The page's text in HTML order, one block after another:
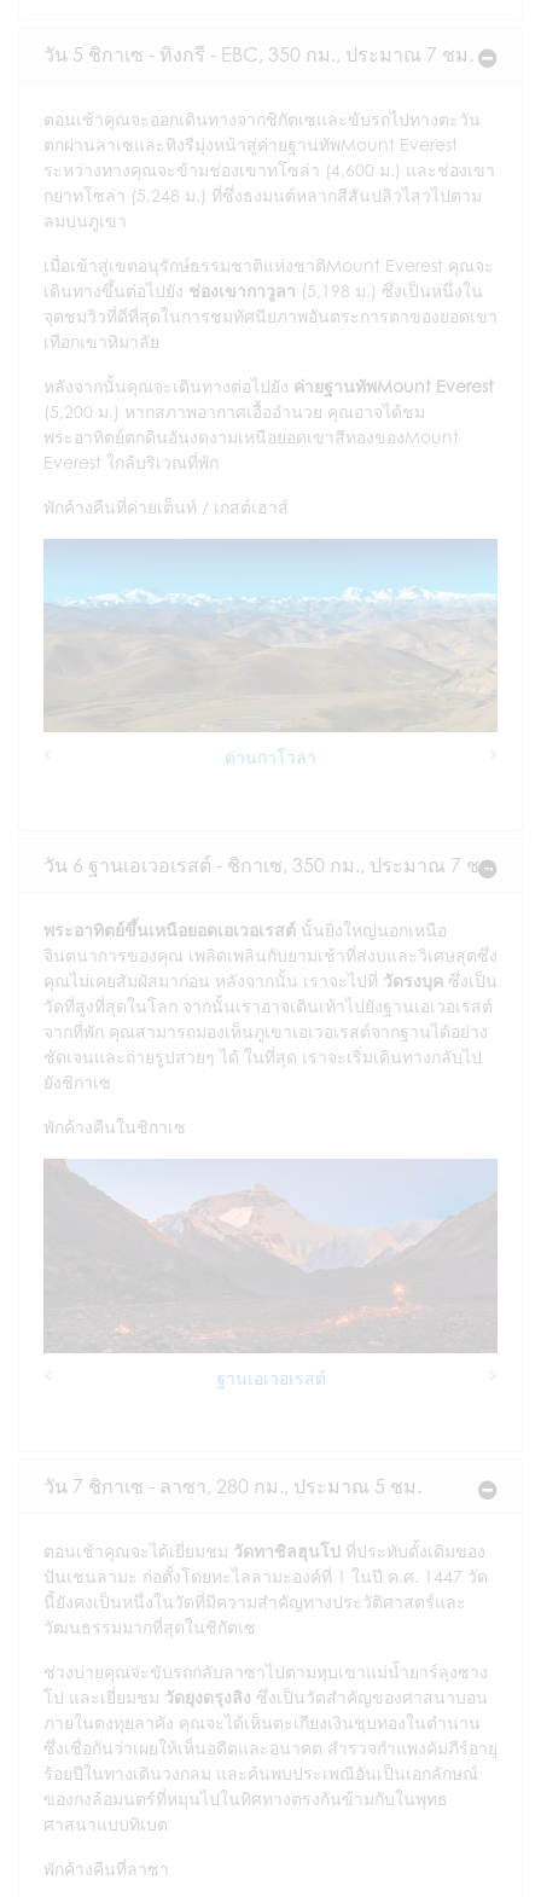
วัน 5 ชิกาเซ - ทิงกรี - EBC, 350 กม., ประมาณ 7 ชม.
ตอนเช้าคุณจะออกเดินทางจากชิกัตเซและขับรถไปทางตะวัน
ตกผ่านลาเซและทิงรีมุ่งหน้าสู่ค่ายฐานทัพMount Everest
ระหว่างทางคุณจะข้ามช่องเขาทโซล่า (4,600 ม.) และช่องเขา
กยาทโซล่า (5,248 ม.) ที่ซึ่งธงมนต์หลากสีสันปลิวไสวไปตาม
ลมบนภูเขา
เมื่อเข้าสู่เขตอนุรักษ์ธรรมชาติแห่งชาติMount Everest คุณจะ
เดินทางขึ้นต่อไปยัง ช่องเขากาวูลา (5,198 ม.) ซึ่งเป็นหนึ่งใน
จุดชมวิวที่ดีที่สุดในการชมทัศนียภาพอันตระการตาของยอดเขา
เทือกเขาหิมาลัย
หลังจากนั้นคุณจะเดินทางต่อไปยัง ค่ายฐานทัพMount Everest
(5,200 ม.) หากสภาพอากาศเอื้ออำนวย คุณอาจได้ชม
พระอาทิตย์ตกดินอันงดงามเหนือยอดเขาสีทองของMount
Everest ใกล้บริเวณที่พัก
พักค้างคืนที่ค่ายเต็นท์ / เกสต์เฮาส์
ด่านกาโวลา
วัน 6 ฐานเอเวอเรสต์ - ชิกาเซ, 350 กม., ประมาณ 7 ชม.
พระอาทิตย์ขึ้นเหนือยอดเอเวอเรสต์ นั้นยิ่งใหญ่นอกเหนือ
จินตนาการของคุณ เพลิดเพลินกับยามเช้าที่สงบและวิเศษสุดซึ่ง
คุณไม่เคยสัมผัสมาก่อน หลังจากนั้น เราจะไปที่ วัดรงบุค ซึ่งเป็น
วัดที่สูงที่สุดในโลก จากนั้นเราอาจเดินเท้าไปยังฐานเอเวอเรสต์
จากที่พัก คุณสามารถมองเห็นภูเขาเอเวอเรสต์จากฐานได้อย่าง
ชัดเจนและถ่ายรูปสวยๆ ได้ ในที่สุด เราจะเริ่มเดินทางกลับไป
ยังชิกาเซ
พักค้างคืนในชิกาเซ
ฐานเอเวอเรสต์
วัน 7 ชิกาเซ - ลาซา, 280 กม., ประมาณ 5 ชม.
ตอนเช้าคุณจะได้เยี่ยมชม วัดทาชิลฮุนโป ที่ประทับดั้งเดิมของ
ปันเชนลามะ ก่อตั้งโดยทะไลลามะองค์ที่ 1 ในปี ค.ศ. 1447 วัด
นี้ยังคงเป็นหนึ่งในวัดที่มีความสำคัญทางประวัติศาสตร์และ
วัฒนธรรมมากที่สุดในชิกัตเซ
ช่วงบ่ายคุณจะขับรถกลับลาซาไปตามหุบเขาแม่น้ำยาร์ลุงซาง
โป และเยี่ยมชม วัดยุงดรุงลิง ซึ่งเป็นวัดสำคัญของศาสนาบอน
ภายในตงทุยลาคัง คุณจะได้เห็นตะเกียงเงินชุบทองในตำนาน
ซึ่งเชื่อกันว่าเผยให้เห็นอดีตและอนาคต สำรวจกำแพงคัมภีร์อายุ
ร้อยปีในทางเดินวงกลม และค้นพบประเพณีอันเป็นเอกลักษณ์
ของกงล้อมนตร์ที่หมุนไปในทิศทางตรงกันข้ามกับในพุทธ
ศาสนาแบบทิเบต
พักค้างคืนที่ลาซา